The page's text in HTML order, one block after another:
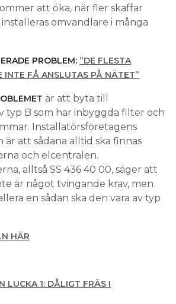
att öka, när fler skaffar
omvandlare i många
PROBLEM: ”DE FLESTA
INTE FÅ ANSLUTAS PÅ NÄTET”
är att byta till
typ B som har inbyggda filter och
Installatörsföretagens
att sådana alltid ska finnas
och elcentralen.
alltså SS 436 40 00, säger att
är något tvingande krav, men
en sådan ska den vara av typ
HÄR
LUCKA 1: DÅLIGT FRÄS I